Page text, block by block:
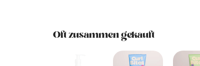
Oft zusammen gekauft